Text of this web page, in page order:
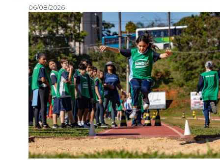
06/08/2026